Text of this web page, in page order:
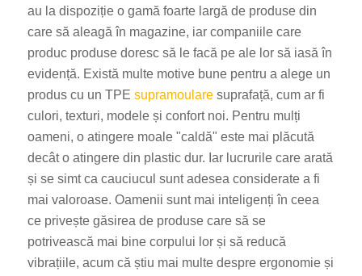
au la dispoziție o gamă foarte largă de produse din
care să aleagă în magazine, iar companiile care
produc produse doresc să le facă pe ale lor să iasă în
evidență. Există multe motive bune pentru a alege un
produs cu un TPE supramoularesuprafață, cum ar fi
culori, texturi, modele și confort noi. Pentru mulți
oameni, o atingere moale "caldă" este mai plăcută
decât o atingere din plastic dur. Iar lucrurile care arată
și se simt ca cauciucul sunt adesea considerate a fi
mai valoroase. Oamenii sunt mai inteligenți în ceea
ce privește găsirea de produse care să se
potrivească mai bine corpului lor și să reducă
vibrațiile, acum că știu mai multe despre ergonomie și